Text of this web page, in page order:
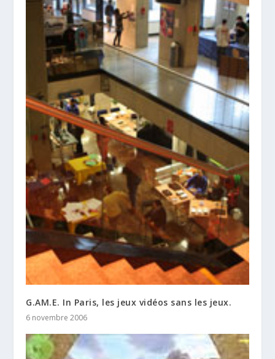
G.AM.E. In Paris, les jeux vidéos sans les jeux.
6 novembre 2006